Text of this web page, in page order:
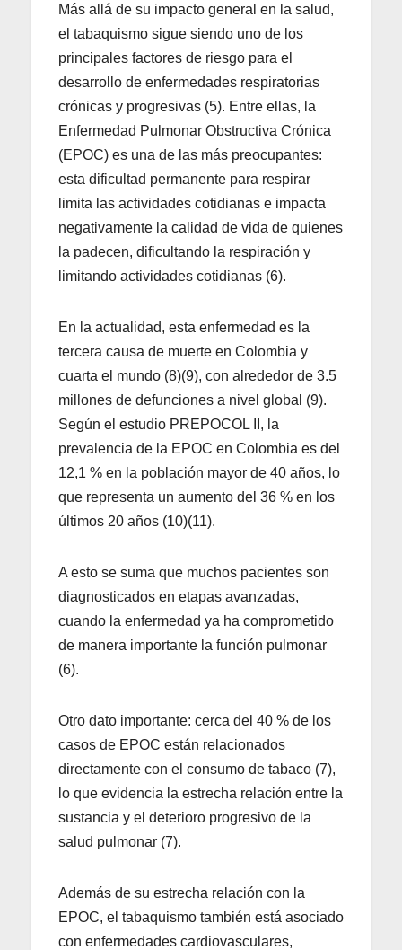
Más allá de su impacto general en la salud,
el tabaquismo sigue siendo uno de los
principales factores de riesgo para el
desarrollo de enfermedades respiratorias
crónicas y progresivas (5). Entre ellas, la
Enfermedad Pulmonar Obstructiva Crónica
(EPOC) es una de las más preocupantes:
esta dificultad permanente para respirar
limita las actividades cotidianas e impacta
negativamente la calidad de vida de quienes
la padecen, dificultando la respiración y
limitando actividades cotidianas (6).
En la actualidad, esta enfermedad es la
tercera causa de muerte en Colombia y
cuarta el mundo (8)(9), con alrededor de 3.5
millones de defunciones a nivel global (9).
Según el estudio PREPOCOL II, la
prevalencia de la EPOC en Colombia es del
12,1 % en la población mayor de 40 años, lo
que representa un aumento del 36 % en los
últimos 20 años (10)(11).
A esto se suma que muchos pacientes son
diagnosticados en etapas avanzadas,
cuando la enfermedad ya ha comprometido
de manera importante la función pulmonar
(6).
Otro dato importante: cerca del 40 % de los
casos de EPOC están relacionados
directamente con el consumo de tabaco (7),
lo que evidencia la estrecha relación entre la
sustancia y el deterioro progresivo de la
salud pulmonar (7).
Además de su estrecha relación con la
EPOC, el tabaquismo también está asociado
con enfermedades cardiovasculares,